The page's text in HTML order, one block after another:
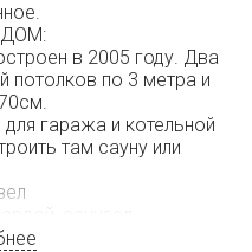
в 2005 году. Два
потолков по 3 метра и
гаража и котельной
там сауну или
санузел.
600 см.